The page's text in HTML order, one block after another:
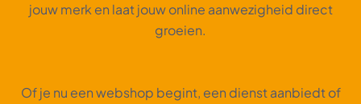
jouw merk en laat jouw online aanwezigheid direct
groeien.
Of je nu een webshop begint, een dienst aanbiedt of